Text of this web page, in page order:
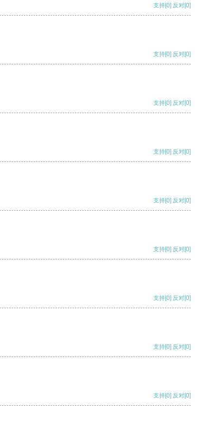
支持[0] 反对[0]
支持[0] 反对[0]
支持[0] 反对[0]
支持[0] 反对[0]
支持[0] 反对[0]
支持[0] 反对[0]
支持[0] 反对[0]
支持[0] 反对[0]
支持[0] 反对[0]